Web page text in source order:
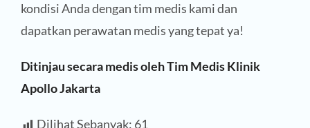
kondisi Anda dengan tim medis kami dan
dapatkan perawatan medis yang tepat ya!
Ditinjau secara medis oleh Tim Medis Klinik
Apollo Jakarta
Dilihat Sebanyak: 61